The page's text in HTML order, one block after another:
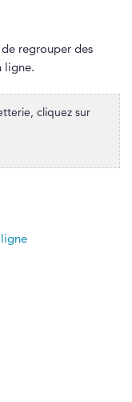
regrouper des
ligne.
cliquez sur